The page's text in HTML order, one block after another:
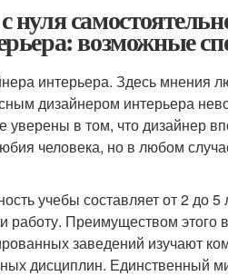
нуля
возможные
интерьера. Здесь мнения
дизайнером интерьера
уверены в том, что дизайнер
человека, но в любом
учебы составляет от 2 до 5
Преимуществом этого
заведений изучают
дисциплин. Единственный